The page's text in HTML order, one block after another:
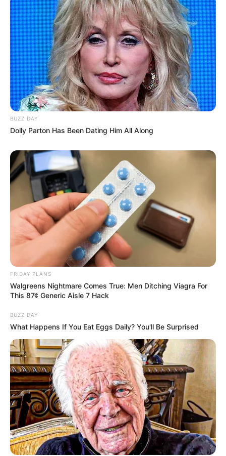
BUZZ DAY
Dolly Parton Has Been Dating Him All Along
FRIDAY PLANS
Walgreens Nightmare Comes True: Men Ditching Viagra For
This 87¢ Generic Aisle 7 Hack
BUZZ DAY
What Happens If You Eat Eggs Daily? You'll Be Surprised